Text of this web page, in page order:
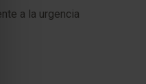
a la urgencia